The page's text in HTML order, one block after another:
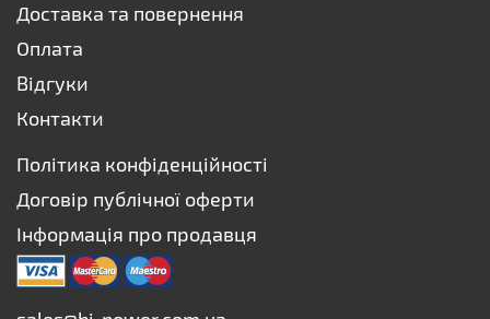
Доставка та повернення
Оплата
Відгуки
Контакти
Політика конфіденційності
Договір публічної оферти
Інформація про продавця